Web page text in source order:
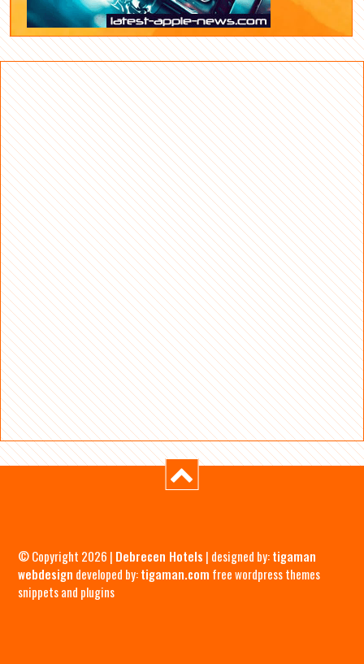
© Copyright 2026 | Debrecen Hotels | designed by:tigaman
webdesign developed by:tigaman.com free wordpress themes
snippets and plugins